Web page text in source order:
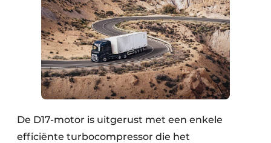
De D17-motor is uitgerust met een enkele
efficiënte turbocompressor die het